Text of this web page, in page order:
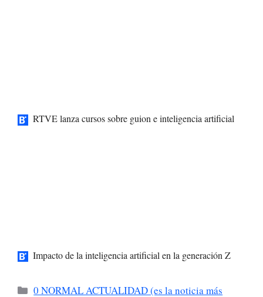
RTVE lanza cursos sobre guion e inteligencia artificial
Impacto de la inteligencia artificial en la generación Z
Categorías
0 NORMAL ACTUALIDAD (es la noticia más